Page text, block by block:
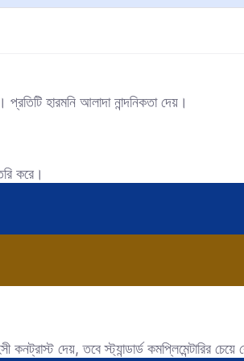
হারমনি আলাদা নান্দনিকতা দেয়।
করে।
দেয়, তবে স্ট্যান্ডার্ড কমপ্লিমেন্টারির চেয়ে